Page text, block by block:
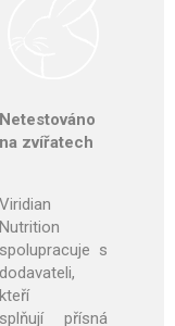
Netestováno
na zvířatech
Viridian
Nutrition
spolupracuje s
dodavateli,
kteří
splňují přísná